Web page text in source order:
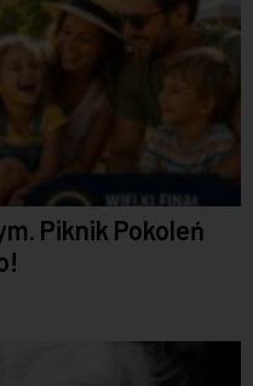
Piknik Pokoleń